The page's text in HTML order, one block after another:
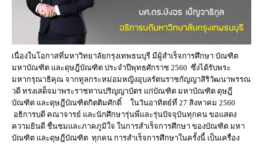
เนื่องในโอกาสที่มหาวิทยาลัยกรุงเทพธนบุรี มีผู้สำเร็จการศึกษา บัณฑิต
มหาบัณฑิต และดุษฎีบัณฑิต ประจำปีพุทธศักราช 2560 ซึ่งได้รับพระ
มหากรุณาธิคุณ จากทูลกระหม่อมหญิงอุบลรัตนราชกัญญาสิริวัฒนาพรรณ
วดี ทรงเสด็จมาพระราชทานปริญญาบัตร แก่บัณฑิต มหาบัณฑิต ดุษฎี
บัณฑิต และดุษฎีบัณฑิตกิตติมศักดิ์ ในวันอาทิตย์ที่ 27 สิงหาคม 2560
อธิการบดี คณาจารย์ และนักศึกษารุ่นพี่และรุ่นปัจจุบันทุกคน ขอแสดง
ความยินดี ชื่นชมและภาคภูมิใจ ในการสำเร็จการศึกษา ของบัณฑิต มหา
บัณฑิต และดุษฎีบัณฑิต ทุกคน การสำเร็จการศึกษาในครั้งนี้ เป็นเครื่อง